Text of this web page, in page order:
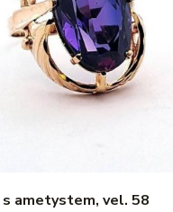
ametystem, vel. 58